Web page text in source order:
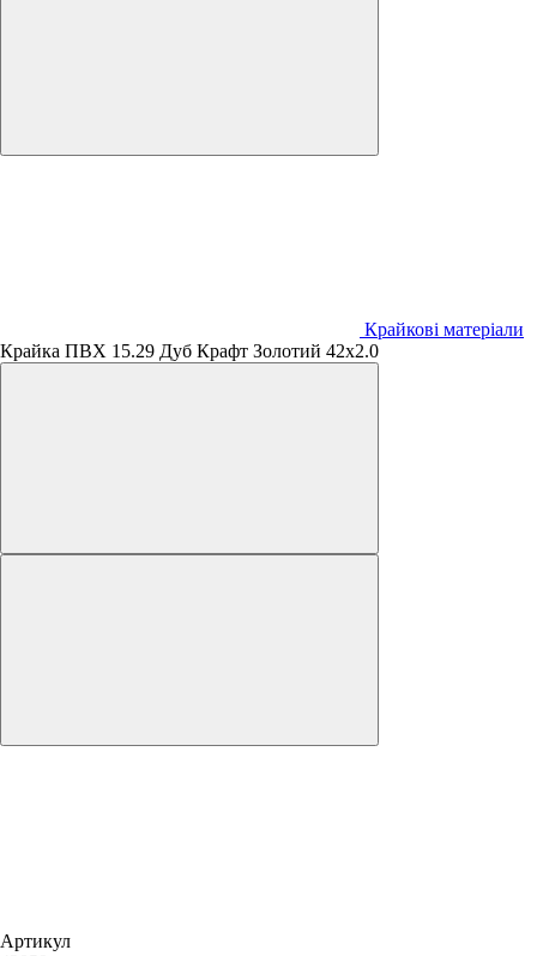
Крайкові матеріали
Крайка ПВХ 15.29 Дуб Крафт Золотий 42х2.0
Артикул